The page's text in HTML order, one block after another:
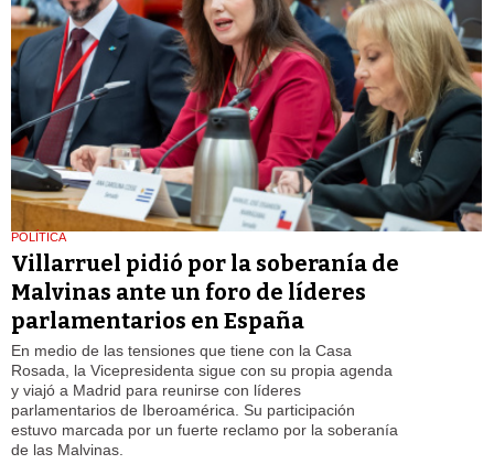
POLÍTICA
Villarruel pidió por la soberanía de
Malvinas ante un foro de líderes
parlamentarios en España
En medio de las tensiones que tiene con la Casa
Rosada, la Vicepresidenta sigue con su propia agenda
y viajó a Madrid para reunirse con líderes
parlamentarios de Iberoamérica. Su participación
estuvo marcada por un fuerte reclamo por la soberanía
de las Malvinas.